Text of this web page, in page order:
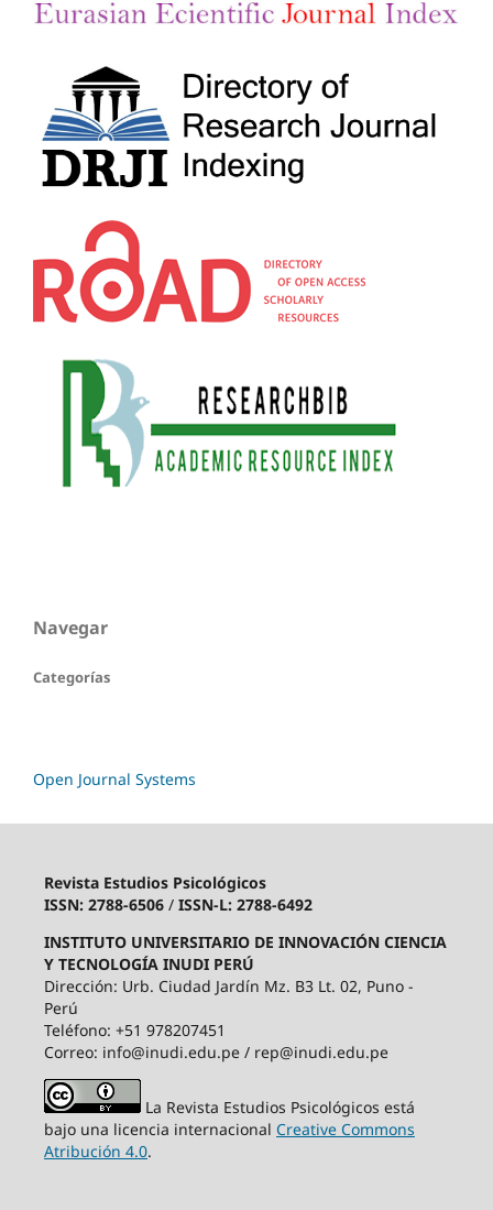
Navegar
Categorías
Open Journal Systems
Revista Estudios Psicológicos
ISSN: 2788-6506/ ISSN-L: 2788-6492
INSTITUTO UNIVERSITARIO DE INNOVACIÓN CIENCIA
Y TECNOLOGÍA INUDI PERÚ
Dirección: Urb. Ciudad Jardín Mz. B3 Lt. 02, Puno -
Perú
Teléfono: +51 978207451
Correo: info@inudi.edu.pe / rep@inudi.edu.pe
La Revista Estudios Psicológicos está
bajo una licencia internacional Creative Commons
Atribución 4.0.